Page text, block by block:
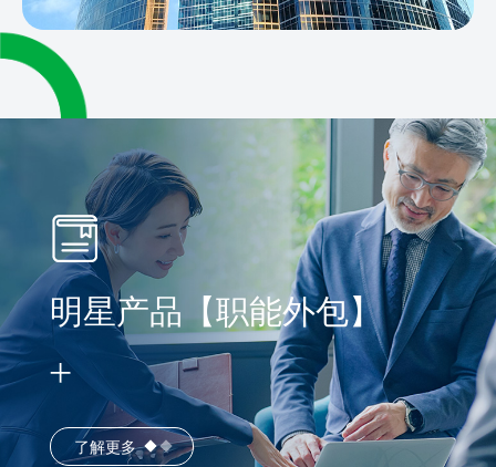
明星产品【职能外包】
了解更多